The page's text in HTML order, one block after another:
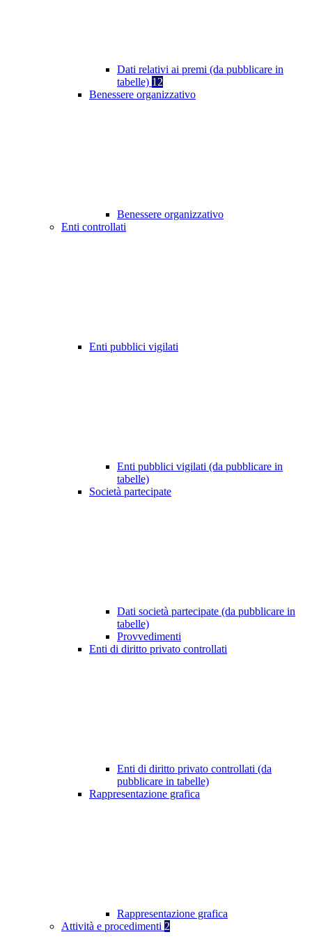
Dati relativi ai premi (da pubblicare in
tabelle) 12
Benessere organizzativo
Benessere organizzativo
Enti controllati
Enti pubblici vigilati
Enti pubblici vigilati (da pubblicare in
tabelle)
Società partecipate
Dati società partecipate (da pubblicare in
tabelle)
Provvedimenti
Enti di diritto privato controllati
Enti di diritto privato controllati (da
pubblicare in tabelle)
Rappresentazione grafica
Rappresentazione grafica
Attività e procedimenti 2